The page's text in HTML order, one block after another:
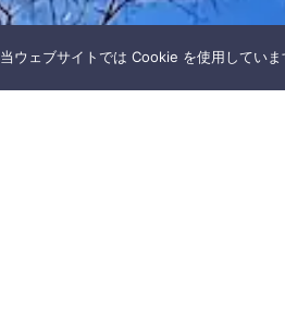
当ウェブサイトでは Cookie を使用してい